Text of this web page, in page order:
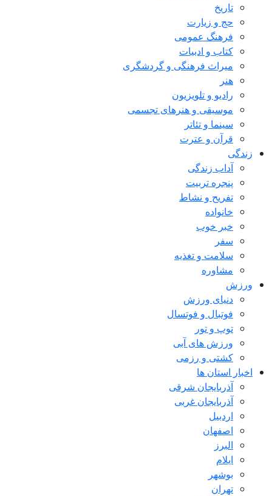
تاریخ
حج و زیارت
فرهنگ عمومی
کتاب و ادبیات
میراث فرهنگی و گردشگری
هنر
رادیو و تلویزیون
موسیقی و هنرهای تجسمی
سینما و تئاتر
قرآن و عترت
زندگی
آداب زندگی
پنجره تربیت
تفریح و نشاط
خانواده
خبر خوب
سفر
سلامت و تغذیه
مشاوره
ورزش
دنیای ورزش
فوتبال و فوتسال
توپ و تور
ورزش های آبی
کشتی و رزمی
اخبار استان ها
آذربایجان شرقی
آذربایجان غربی
اردبیل
اصفهان
البرز
ایلام
بوشهر
تهران